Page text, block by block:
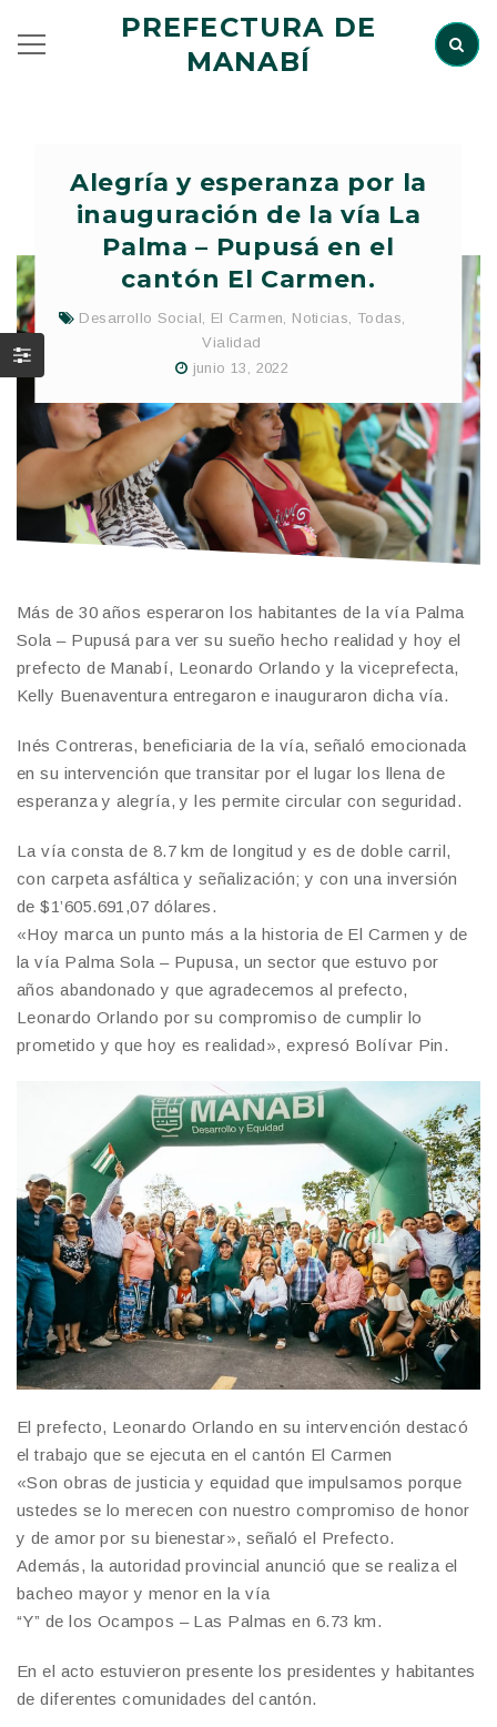
PREFECTURA DE
MANABÍ
Alegría y esperanza por la
inauguración de la vía La
Palma – Pupusá en el
cantón El Carmen.
Desarrollo Social, El Carmen, Noticias, Todas,
Vialidad
junio 13, 2022
Más de 30 años esperaron los habitantes de la vía Palma
Sola – Pupusá para ver su sueño hecho realidad y hoy el
prefecto de Manabí, Leonardo Orlando y la viceprefecta,
Kelly Buenaventura entregaron e inauguraron dicha vía.
Inés Contreras, beneficiaria de la vía, señaló emocionada
en su intervención que transitar por el lugar los llena de
esperanza y alegría, y les permite circular con seguridad.
La vía consta de 8.7 km de longitud y es de doble carril,
con carpeta asfáltica y señalización; y con una inversión
de $1’605.691,07 dólares.
«Hoy marca un punto más a la historia de El Carmen y de
la vía Palma Sola – Pupusa, un sector que estuvo por
años abandonado y que agradecemos al prefecto,
Leonardo Orlando por su compromiso de cumplir lo
prometido y que hoy es realidad», expresó Bolívar Pin.
El prefecto, Leonardo Orlando en su intervención destacó
el trabajo que se ejecuta en el cantón El Carmen
«Son obras de justicia y equidad que impulsamos porque
ustedes se lo merecen con nuestro compromiso de honor
y de amor por su bienestar», señaló el Prefecto.
Además, la autoridad provincial anunció que se realiza el
bacheo mayor y menor en la vía
“Y” de los Ocampos – Las Palmas en 6.73 km.
En el acto estuvieron presente los presidentes y habitantes
de diferentes comunidades del cantón.